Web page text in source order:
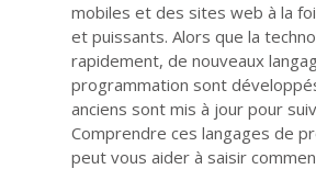
mobiles et des sites web à la
et puissants. Alors que la
rapidement, de nouveaux
programmation sont
anciens sont mis à jour pour
Comprendre ces langages de
peut vous aider à saisir